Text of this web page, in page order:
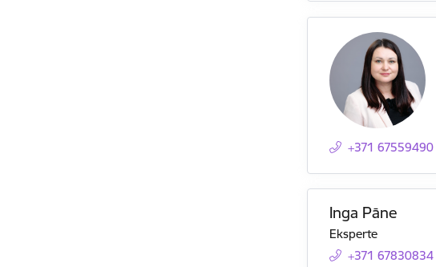
+371 67559490
Inga Pāne
Eksperte
+371 67830834